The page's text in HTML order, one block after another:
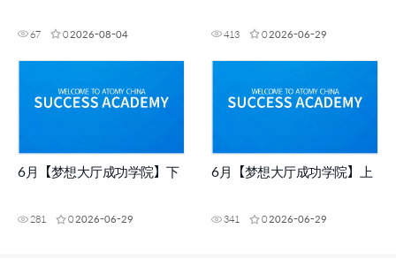
67 02026-08-04 413 02026-06-29
6月【梦想大厅成功学院】下
281 02026-06-29
6月【梦想大厅成功学院】上
341 02026-06-29